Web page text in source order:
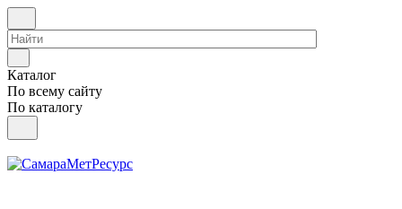
Каталог
По всему сайту
По каталогу